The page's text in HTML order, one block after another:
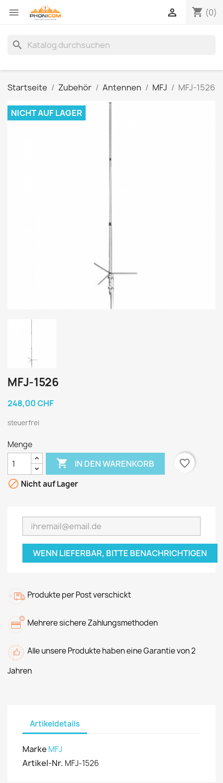
 shopping_cart (0)

search
Startseite Zubehör Antennen MFJ MFJ-1526
NICHT AUF LAGER
MFJ-1526
248,00 CHF
steuerfrei
Menge
 IN DEN WARENKORB
favorite_border
 Nicht auf Lager
WENN LIEFERBAR, BITTE BENACHRICHTIGEN
Produkte per Post verschickt
Mehrere sichere Zahlungsmethoden
Alle unsere Produkte haben eine Garantie von 2
Jahren
Artikeldetails
Marke MFJ
Artikel-Nr. MFJ-1526